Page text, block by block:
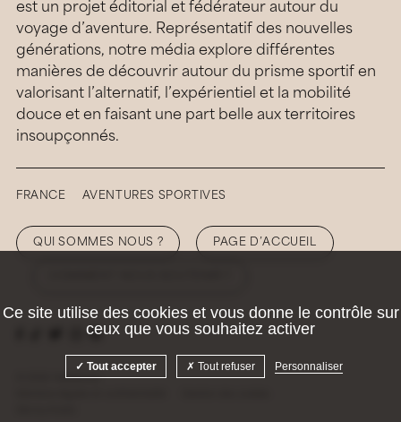
est un projet éditorial et fédérateur autour du
voyage d’aventure. Représentatif des nouvelles
générations, notre média explore différentes
manières de découvrir autour du prisme sportif en
valorisant l’alternatif, l’expérientiel et la mobilité
douce et en faisant une part belle aux territoires
insoupçonnés.
FRANCE AVENTURES SPORTIVES
QUI SOMMES NOUS ? PAGE D’ACCUEIL
© 2026 Hellolaroux
Ce site utilise des cookies et vous donne le contrôle sur
ceux que vous souhaitez activer
Tout accepter Tout refuser Personnaliser